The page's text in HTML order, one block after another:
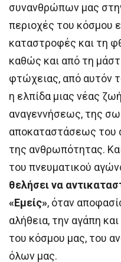
συνανθρώπων μας
περιοχές του κόσμου
καταστροφές και τη
καθώς και από τη
φτώχειας, από αυτόν
η ελπίδα μιας νέας
αναγεννήσεως, της
αποκαταστάσεως του
της ανθρωπότητας.
του πνευματικού
θελήσει να
«Εμείς», όταν
αλήθεια, την αγάπη
του κόσμου μας, του
όλων μας.